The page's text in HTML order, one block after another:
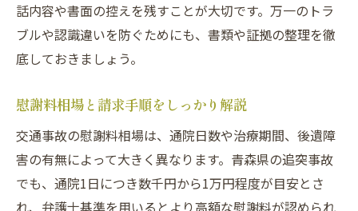
話内容や書面の控えを残すことが大切です。万一のトラ
ブルや認識違いを防ぐためにも、書類や証拠の整理を徹
底しておきましょう。
慰謝料相場と請求手順をしっかり解説
交通事故の慰謝料相場は、通院日数や治療期間、後遺障
害の有無によって大きく異なります。青森県の追突事故
でも、通院1日につき数千円から1万円程度が目安とさ
れ、弁護士基準を用いるとより高額な慰謝料が認められ